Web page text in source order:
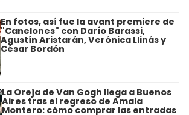
En fotos, así fue la avant premiere de
"Canelones" con Darío Barassi,
Agustín Aristarán, Verónica Llinás y
César Bordón
La Oreja de Van Gogh llega a Buenos
Aires tras el regreso de Amaia
Montero: cómo comprar las entradas